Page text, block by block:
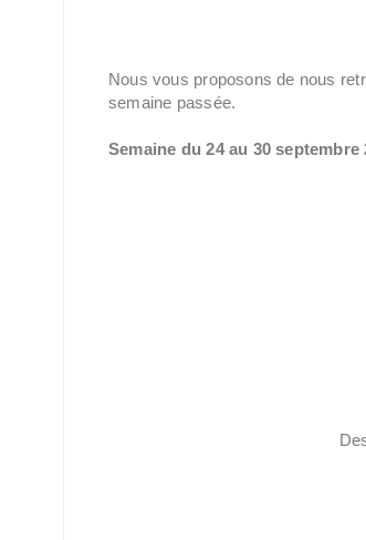
Nous vous proposons de nous
semaine passée.
Semaine du 24 au 30 septembre